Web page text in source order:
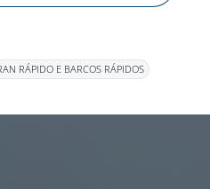
RÁPIDO E BARCOS RÁPIDOS